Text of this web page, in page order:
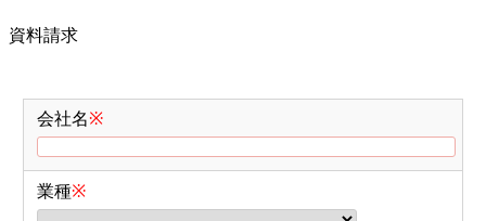
資料請求
会社名※
業種※